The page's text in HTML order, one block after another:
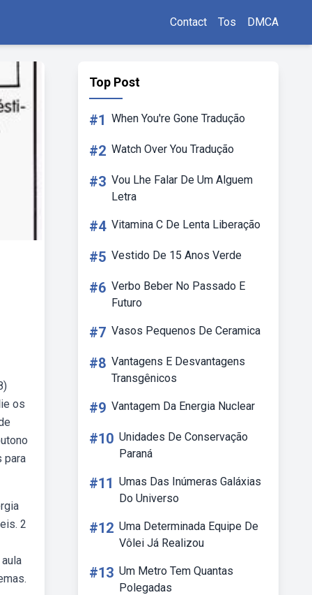
Contact Tos DMCA
os
para
2
Top Post
#1 When You're Gone Tradução
#2 Watch Over You Tradução
#3 Vou Lhe Falar De Um Alguem
Letra
#4 Vitamina C De Lenta Liberação
#5 Vestido De 15 Anos Verde
#6 Verbo Beber No Passado E
Futuro
#7 Vasos Pequenos De Ceramica
#8 Vantagens E Desvantagens
Transgênicos
#9 Vantagem Da Energia Nuclear
#10 Unidades De Conservação
Paraná
#11 Umas Das Inúmeras Galáxias
Do Universo
#12 Uma Determinada Equipe De
Vôlei Já Realizou
#13 Um Metro Tem Quantas
Polegadas